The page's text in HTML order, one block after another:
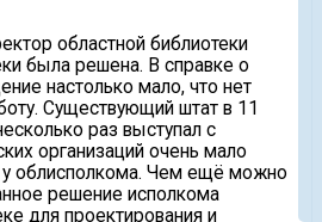
областной библиотеки
была решена. В справке о
настолько мало, что нет
Существующий штат в 11
раз выступал с
организаций очень мало
у облисполкома. Чем ещё можно
решение исполкома
для проектирования и